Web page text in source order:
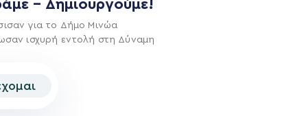
– Δημιουργούμε!
για το Δήμο Μινώα
ισχυρή εντολή στη Δύναμη